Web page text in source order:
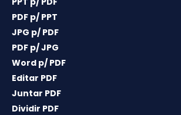
PDF p/ PPT
JPG p/ PDF
PDF p/ JPG
Word p/ PDF
Editar PDF
Juntar PDF
Dividir PDF